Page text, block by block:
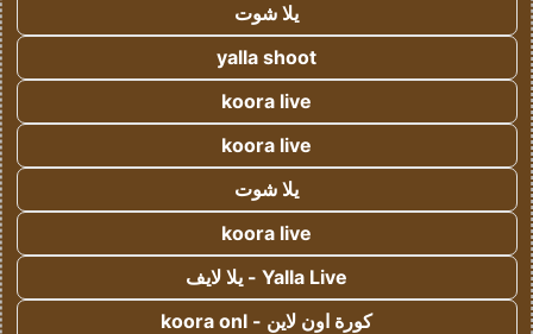
يلا شوت
yalla shoot
koora live
koora live
يلا شوت
koora live
Yalla Live - يلا لايف
كورة اون لاين - koora onl